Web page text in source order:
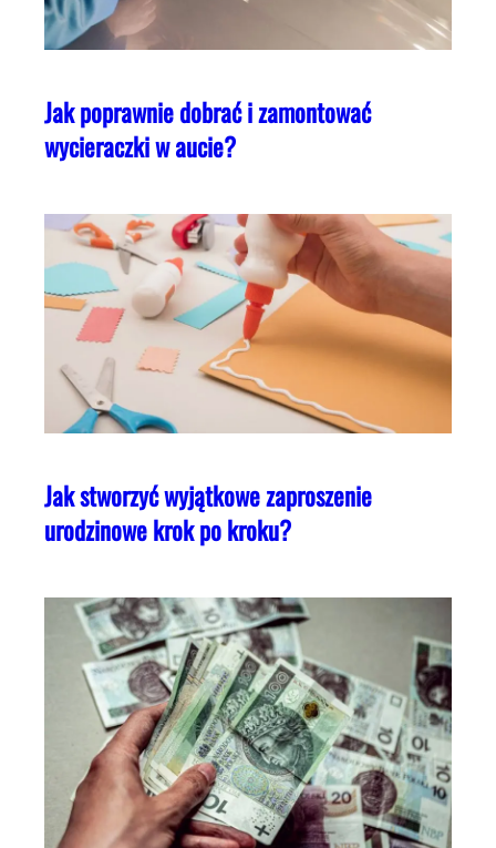
Jak poprawnie dobrać i zamontować
wycieraczki w aucie?
Jak stworzyć wyjątkowe zaproszenie
urodzinowe krok po kroku?